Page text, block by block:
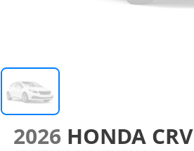
2026 HONDA CRV